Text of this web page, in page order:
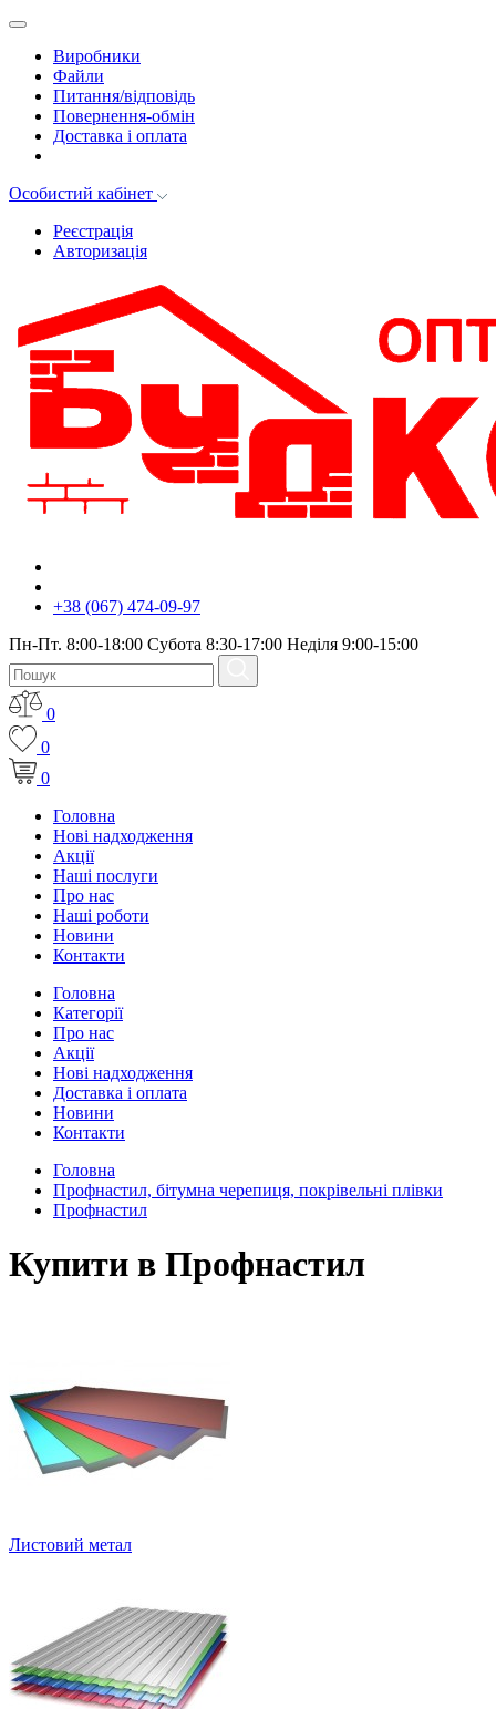
Виробники
Файли
Питання/відповідь
Повернення-обмін
Доставка і оплата
Особистий кабінет
Реєстрація
Авторизація
+38 (067) 474-09-97
Пн-Пт. 8:00-18:00 Субота 8:30-17:00 Неділя 9:00-15:00
0
0
0
Головна
Нові надходження
Акції
Наші послуги
Про нас
Наші роботи
Новини
Контакти
Головна
Категорії
Про нас
Акції
Нові надходження
Доставка і оплата
Новини
Контакти
Головна
Профнастил, бітумна черепиця, покрівельні плівки
Профнастил
Купити в Профнастил
Листовий метал